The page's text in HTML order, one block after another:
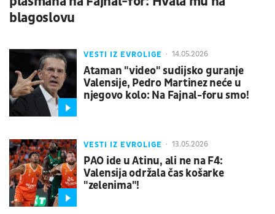
blagoslovu
VESTI IZ EVROLIGE 14.05.2026
Ataman "video" sudijsko guranje
Valensije, Pedro Martinez neće u
njegovo kolo: Na Fajnal-foru smo!
VESTI IZ EVROLIGE 13.05.2026
PAO ide u Atinu, ali ne na F4:
Valensija održala čas košarke
"zelenima"!